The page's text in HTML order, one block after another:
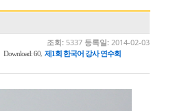
조회: 5337 등록일: 2014-02-03
Download: 60, 제1회 한국어 강사 연수회